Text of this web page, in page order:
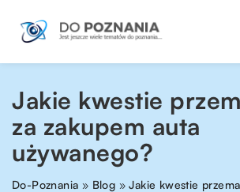
Jakie kwestie
za zakupem auta
używanego?
Do-Poznania » Blog »Jakie kwestie